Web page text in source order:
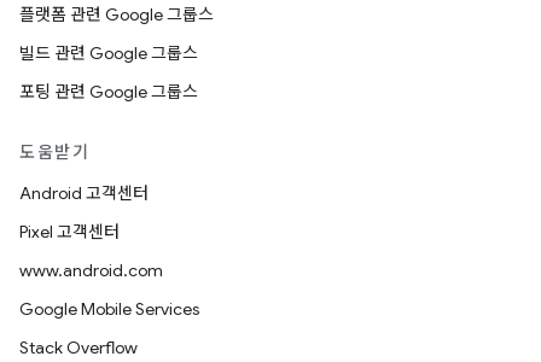
플랫폼 관련 Google 그룹스
빌드 관련 Google 그룹스
포팅 관련 Google 그룹스
도움받기
Android 고객센터
Pixel 고객센터
www.android.com
Google Mobile Services
Stack Overflow